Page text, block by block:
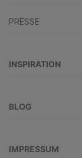
PRESSE
INSPIRATION
BLOG
IMPRESSUM